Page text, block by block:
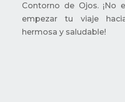
Contorno de Ojos. ¡No
empezar tu viaje
hermosa y saludable!